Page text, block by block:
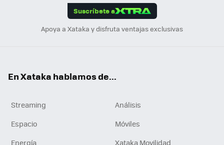
Suscríbete a
Apoya a Xataka y disfruta ventajas exclusivas
En Xataka hablamos de...
Streaming
Análisis
Espacio
Móviles
Energía
Xataka Movilidad